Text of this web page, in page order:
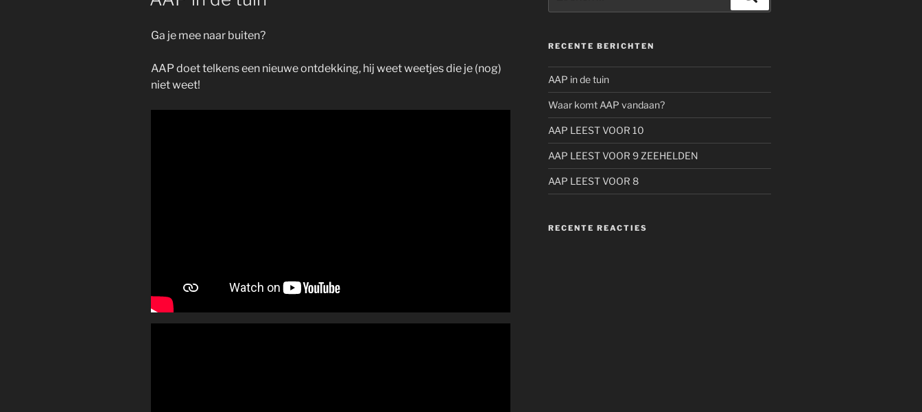
Ga je mee naar buiten?
AAP doet telkens een nieuwe ontdekking, hij weet weetjes die je (nog)
niet weet!
RECENTE BERICHTEN
AAP in de tuin
Waar komt AAP vandaan?
AAP LEEST VOOR 10
AAP LEEST VOOR 9 ZEEHELDEN
AAP LEEST VOOR 8
RECENTE REACTIES